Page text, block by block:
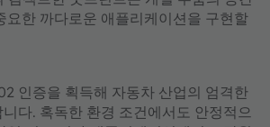
요한 까다로운 애플리케이션을 구현할
인증을 획득해 자동차 산업의 엄격한
다. 혹독한 환경 조건에서도 안정적으